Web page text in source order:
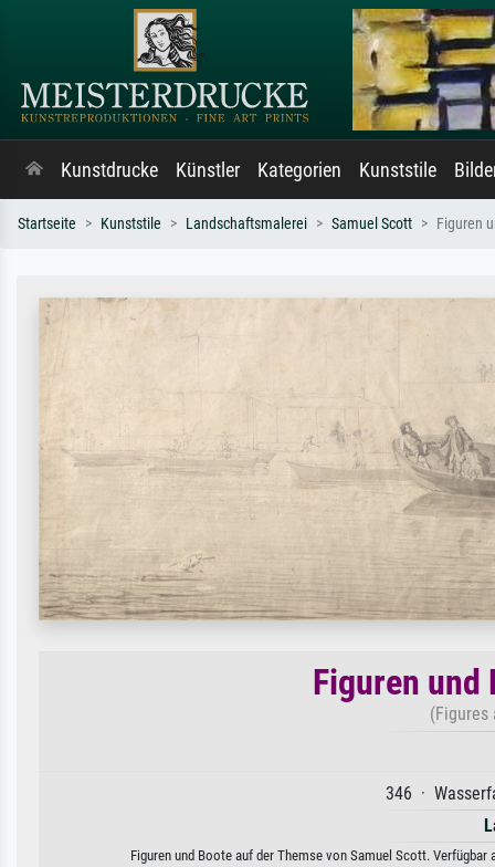
Kunstdrucke Künstler Kategorien Kunststile
Startseite Kunststile Landschaftsmalerei Samuel Scott Figuren
Figuren und
(Figures
346 ·
Figuren und Boote auf der Themse von Samuel Scott.